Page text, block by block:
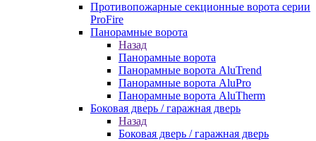
Противопожарные секционные ворота серии
ProFire
Панорамные ворота
Назад
Панорамные ворота
Панорамные ворота AluTrend
Панорамные ворота AluPro
Панорамные ворота AluTherm
Боковая дверь / гаражная дверь
Назад
Боковая дверь / гаражная дверь